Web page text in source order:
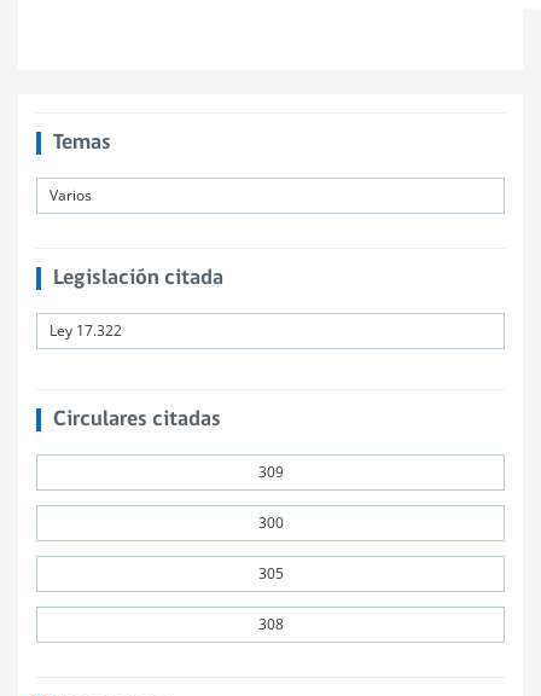
Temas
Varios
Legislación citada
Ley 17.322
Circulares citadas
309
300
305
308